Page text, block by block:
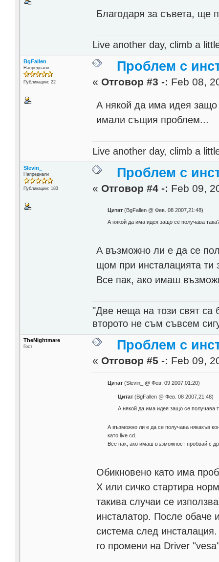
Благодаря за съвета, ще
Live another day, climb a
BgFallen
Напреднали
Публикации: 22
Проблем с
« Отговор #3 -: Feb 08,
А някой да има идея защо
имали същия проблем...
Live another day, climb a
Slevin_
Напреднали
Публикации: 183
Проблем с
« Отговор #4 -: Feb 09,
Цитат(BgFallen @ Фев. 08 2007,21:48)
А някой да има идея защо се получава
А възможно ли е да се
щом при инсталацията ти
Все пак, ако имаш
"Две неща на този свят са
второто не съм съвсем
TheNightmare
Гост Проблем с
« Отговор #5 -: Feb 09,
Цитат(Slevin_ @ Фев. 09 2007,01:20)
Цитат (BgFallen @ Фев. 08 2007,21:48)
А някой да има идея защо се получава
А възможно ли е да се получава някакъв
като live cd.
Все пак, ако имаш възможност пробвай с
Обикновено като има
Х или сичко стартира
такива случаи се
инсталатор. После
система след
го промени на Driver